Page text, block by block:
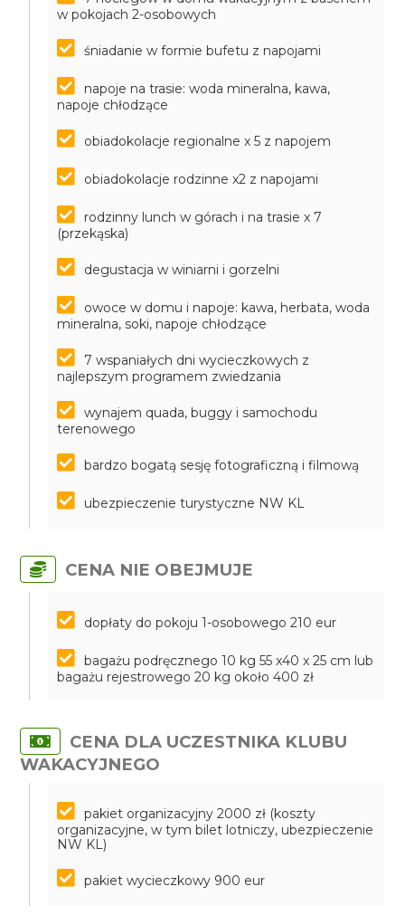
w pokojach 2-osobowych
śniadanie w formie bufetu z napojami
napoje na trasie: woda mineralna, kawa,
napoje chłodzące
obiadokolacje regionalne x 5 z napojem
obiadokolacje rodzinne x2 z napojami
rodzinny lunch w górach i na trasie x 7
(przekąska)
degustacja w winiarni i gorzelni
owoce w domu i napoje: kawa, herbata, woda
mineralna, soki, napoje chłodzące
7 wspaniałych dni wycieczkowych z
najlepszym programem zwiedzania
wynajem quada, buggy i samochodu
terenowego
bardzo bogatą sesję fotograficzną i filmową
ubezpieczenie turystyczne NW KL
CENA NIE OBEJMUJE
dopłaty do pokoju 1-osobowego 210 eur
bagażu podręcznego 10 kg 55 x40 x 25 cm lub
bagażu rejestrowego 20 kg około 400 zł
CENA DLA UCZESTNIKA KLUBU
WAKACYJNEGO
pakiet organizacyjny 2000 zł (koszty
organizacyjne, w tym bilet lotniczy, ubezpieczenie
NW KL)
pakiet wycieczkowy 900 eur